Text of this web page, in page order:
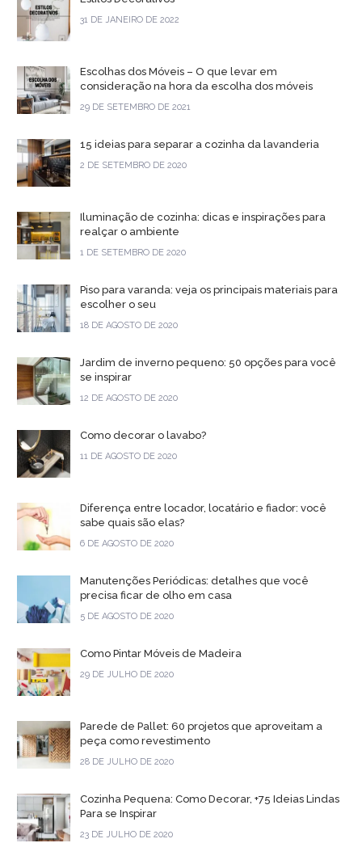
31 DE JANEIRO DE 2022
Escolhas dos Móveis – O que levar em
consideração na hora da escolha dos móveis
29 DE SETEMBRO DE 2021
15 ideias para separar a cozinha da lavanderia
2 DE SETEMBRO DE 2020
Iluminação de cozinha: dicas e inspirações para
realçar o ambiente
1 DE SETEMBRO DE 2020
Piso para varanda: veja os principais materiais para
escolher o seu
18 DE AGOSTO DE 2020
Jardim de inverno pequeno: 50 opções para você
se inspirar
12 DE AGOSTO DE 2020
Como decorar o lavabo?
11 DE AGOSTO DE 2020
Diferença entre locador, locatário e fiador: você
sabe quais são elas?
6 DE AGOSTO DE 2020
Manutenções Periódicas: detalhes que você
precisa ficar de olho em casa
5 DE AGOSTO DE 2020
Como Pintar Móveis de Madeira
29 DE JULHO DE 2020
Parede de Pallet: 60 projetos que aproveitam a
peça como revestimento
28 DE JULHO DE 2020
Cozinha Pequena: Como Decorar, +75 Ideias Lindas
Para se Inspirar
23 DE JULHO DE 2020